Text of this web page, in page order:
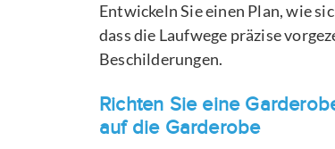
Entwickeln Sie einen Plan, wie
dass die Laufwege präzise
Beschilderungen.
Richten Sie eine
auf die Garderobe